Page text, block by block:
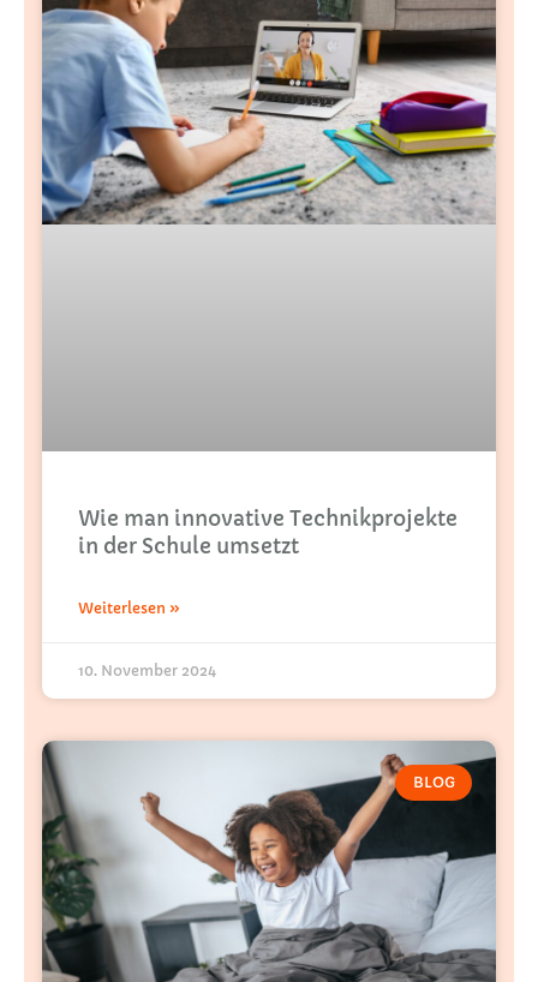
Wie man innovative Technikprojekte
in der Schule umsetzt
Weiterlesen »
10. November 2024
BLOG